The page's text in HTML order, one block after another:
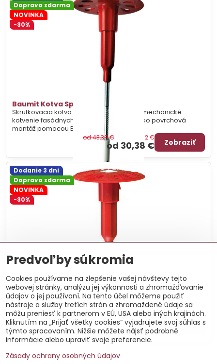
Baumit Kotva Speed 100 ks
Doprava zdarma
NOVINKA
-30%
Skrutkovacia kotva s oceľovým tŕňom na mechanické
kotvenie fasádnych dosiek. Zápustná alebo povrchová
montáž pomocou Baumit Speed tool.
od 30,38 €
od 43,39 € Zľava 13,02 €
Zobraziť
Baumit Kotva Speed Wood 100 ks
Dodanie 3 dni
Doprava zdarma
NOVINKA
-30%
Skrutkovacia kotva s oceľovým tŕňom na mechanické
kotvenie fasádnych dosiek do dreva, doskových materiálov
alebo plechu. Zápustná alebo povrchová montáž pomocou
Baumit Speed tool.
od 47,97 €
od 68,54 €Zľava 20,56 €
Zobraziť
Predvoľby súkromia
Cookies používame na zlepšenie vašej návštevy tejto
webovej stránky, analýzu jej výkonnosti a zhromažďovanie
údajov o jej používaní. Na tento účel môžeme použiť
nástroje a služby tretích strán a zhromaždené údaje sa
môžu preniesť k partnerom v EÚ, USA alebo iných krajinách.
Kliknutím na „Prijať všetky cookies“ vyjadrujete svoj súhlas s
týmto spracovaním. Nižšie môžete nájsť podrobné
informácie alebo upraviť svoje preferencie.
Zásady ochrany osobných údajov